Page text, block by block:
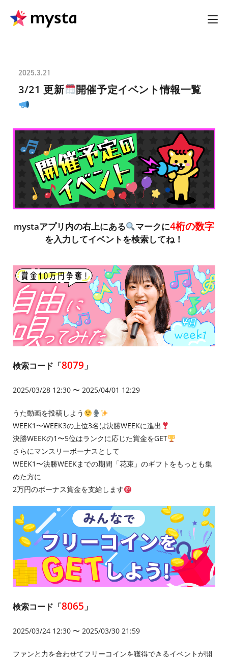
2025.3.21
3/21 更新 開催予定イベント情報一覧
mystaアプリ内の右上にある マークに4桁の数字
を入力してイベントを検索してね！
検索コード「8079 」
2025/03/28 12:30 〜 2025/04/01 12:29
うた動画を投稿しよう
WEEK1〜WEEK3の上位3名は決勝WEEKに進出
決勝WEEKの1〜5位はランクに応じた賞金をGET
さらにマンスリーボーナスとして
WEEK1〜決勝WEEKまでの期間「花束」のギフトをもっとも集
めた方に
2万円のボーナス賞金を支給します
検索コード「8065 」
2025/03/24 12:30 〜 2025/03/30 21:59
ファンと力を合わせてフリーコインを獲得できるイベントが開